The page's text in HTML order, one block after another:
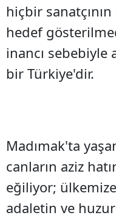
hiçbir
hedef
inancı sebebiyle
bir Türkiye'dir.
Madımak'ta
canların aziz
eğiliyor;
adaletin ve